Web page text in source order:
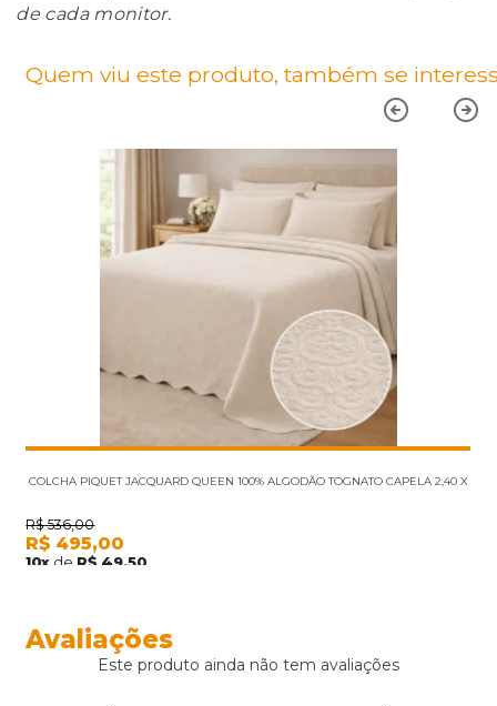
de cada monitor.
Quem viu este produto, também se
COLCHA PIQUET JACQUARD QUEEN 100% ALGODÃO TOGNATO CAPELA 2,40 X
R$ 536,00
R$ 495,00
10x de R$ 49,50
Avaliações
Este produto ainda não tem avaliações